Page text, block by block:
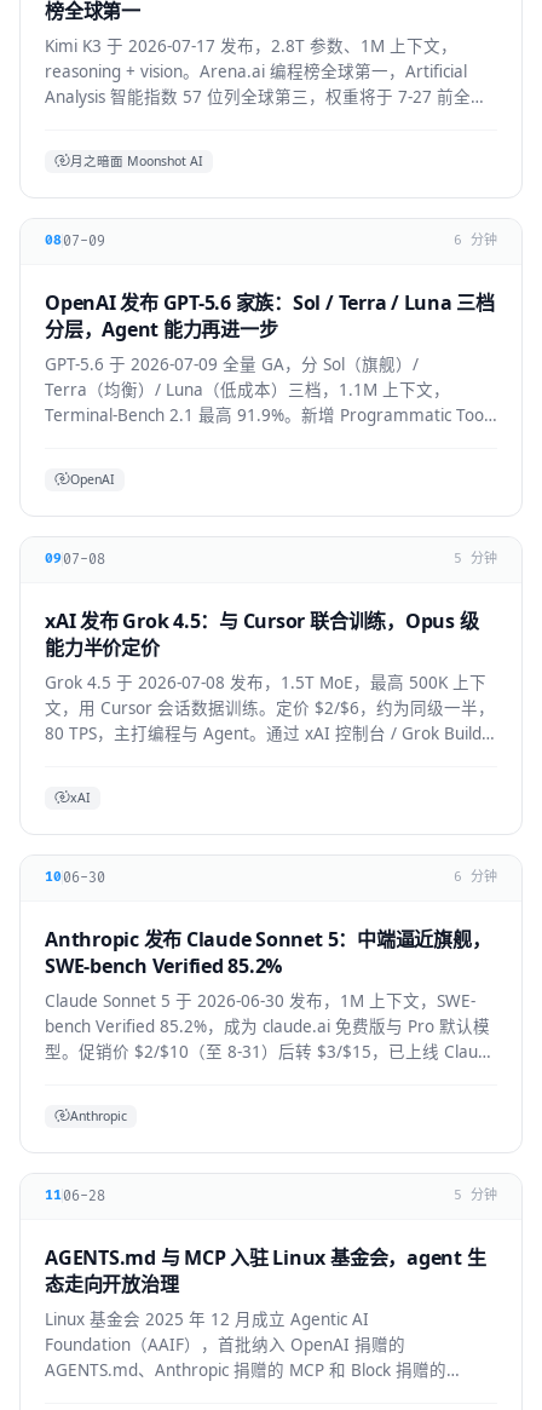
榜全球第一
Kimi K3 于 2026-07-17 发布，2.8T 参数、1M 上下文，
reasoning + vision。Arena.ai 编程榜全球第一，Artificial
Analysis 智能指数 57 位列全球第三，权重将于 7-27 前全部
月之暗面 Moonshot AI
0807-09 6 分钟
OpenAI 发布 GPT-5.6 家族：Sol / Terra / Luna 三档
分层，Agent 能力再进一步
GPT-5.6 于 2026-07-09 全量 GA，分 Sol（旗舰）/
Terra（均衡）/ Luna（低成本）三档，1.1M 上下文，
Terminal-Bench 2.1 最高 91.9%。新增 Programmatic Tool
OpenAI
0907-08 5 分钟
xAI 发布 Grok 4.5：与 Cursor 联合训练，Opus 级
能力半价定价
Grok 4.5 于 2026-07-08 发布，1.5T MoE，最高 500K 上下
文，用 Cursor 会话数据训练。定价 $2/$6，约为同级一半，
80 TPS，主打编程与 Agent。通过 xAI 控制台 / Grok Build /
xAI
1006-30 6 分钟
Anthropic 发布 Claude Sonnet 5：中端逼近旗舰，
SWE-bench Verified 85.2%
Claude Sonnet 5 于 2026-06-30 发布，1M 上下文，SWE-
bench Verified 85.2%，成为 claude.ai 免费版与 Pro 默认模
型。促销价 $2/$10（至 8-31）后转 $3/$15，已上线 Claude
Anthropic
1106-28 5 分钟
AGENTS.md 与 MCP 入驻 Linux 基金会，agent 生
态走向开放治理
Linux 基金会 2025 年 12 月成立 Agentic AI
Foundation（AAIF），首批纳入 OpenAI 捐赠的
AGENTS.md、Anthropic 捐赠的 MCP 和 Block 捐赠的